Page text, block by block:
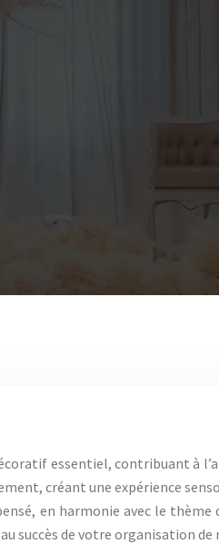
essentiel, contribuant à
créant une expérience
en harmonie avec le
succès de votre organisation de